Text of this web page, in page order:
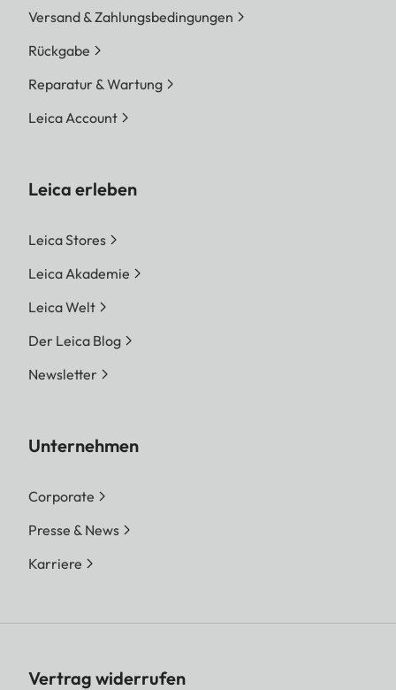
Versand & Zahlungsbedingungen
Rückgabe
Reparatur & Wartung
Leica Account
Leica erleben
Leica Stores
Leica Akademie
Leica Welt
Der Leica Blog
Newsletter
Unternehmen
Corporate
Presse & News
Karriere
Vertrag widerrufen